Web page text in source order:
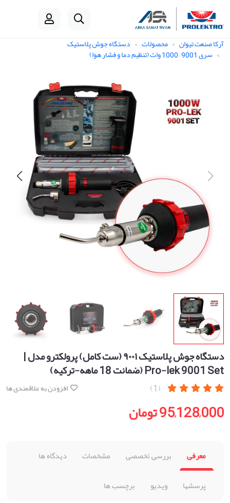
آرکا صنعت تیوان محصولات دستگاه جوش پلاستیک
سری 9001 – 1000 وات (تنظیم دما و فشار هوا)
دستگاه جوش پلاستیک ۹۰۰۱ (ست کامل) پرولکترو مدل |
Pro-lek 9001 Set (ضمانت 18 ماهه-ترکیه)
(1) افزودن به علاقمندی ها
95,128,000 تومان
معرفی بررسی تخصصی مشخصات
دیدگاه ها
پرسشها
ویدیو برچسب ها